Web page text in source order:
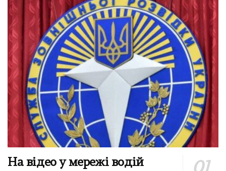
На відео у мережі водій